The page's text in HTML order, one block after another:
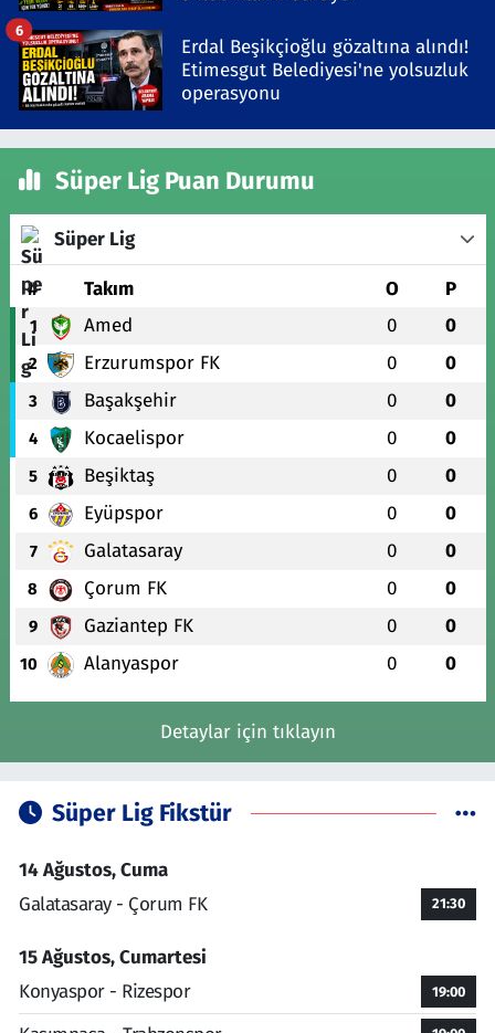
Erdal Beşikçioğlu gözaltına alındı!
Etimesgut Belediyesi'ne yolsuzluk
operasyonu
6
Süper Lig Puan Durumu
Süper Lig
# Takım O P
1 Amed 0 0
2 Erzurumspor FK 0 0
3 Başakşehir 0 0
4 Kocaelispor 0 0
5 Beşiktaş 0 0
6 Eyüpspor 0 0
7 Galatasaray 0 0
8 Çorum FK 0 0
9 Gaziantep FK 0 0
10 Alanyaspor 0 0
Detaylar için tıklayın
Süper Lig Fikstür
14 Ağustos, Cuma
Galatasaray - Çorum FK
21:30
15 Ağustos, Cumartesi
Konyaspor - Rizespor
19:00